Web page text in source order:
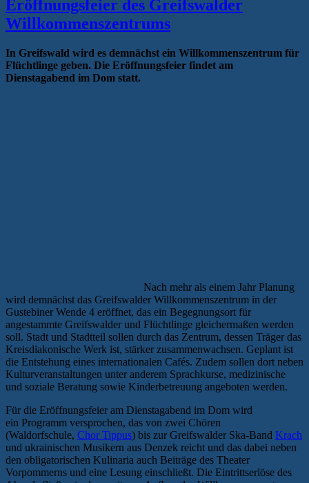
Eröffnungsfeier des Greifswalder
Willkommenszentrums
In Greifswald wird es demnächst ein Willkommenszentrum für
Flüchtlinge geben. Die Eröffnungsfeier findet am
Dienstagabend im Dom statt.
Nach mehr als einem Jahr Planung
wird demnächst das Greifswalder Willkommenszentrum in der
Gustebiner Wende 4 eröffnet, das ein Begegnungsort für
angestammte Greifswalder und Flüchtlinge gleichermaßen werden
soll. Stadt und Stadtteil sollen durch das Zentrum, dessen Träger das
Kreisdiakonische Werk ist, stärker zusammenwachsen. Geplant ist
die Entstehung eines internationalen Cafés. Zudem sollen dort neben
Kulturveranstaltungen unter anderem Sprachkurse, medizinische
und soziale Beratung sowie Kinderbetreuung angeboten werden.
Für die Eröffnungsfeier am Dienstagabend im Dom wird
ein Programm versprochen, das von zwei Chören
(Waldorfschule, Chor Tippus) bis zur Greifswalder Ska-Band Krach
und ukrainischen Musikern aus Denzek reicht und das dabei neben
den obligatorischen Kulinaria auch Beiträge des Theater
Vorpommerns und eine Lesung einschließt. Die Eintrittserlöse des